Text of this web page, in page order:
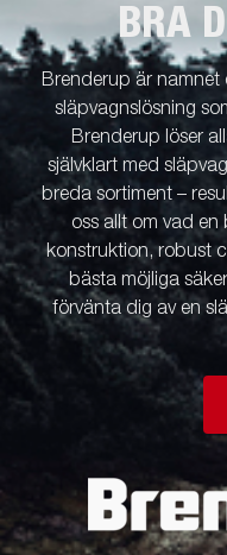
BRA
Brenderup är namnet
släpvagnslösning
Brenderup löser
självklart med
breda sortiment –
oss allt om vad en
konstruktion, robust
bästa möjliga
förvänta dig av en